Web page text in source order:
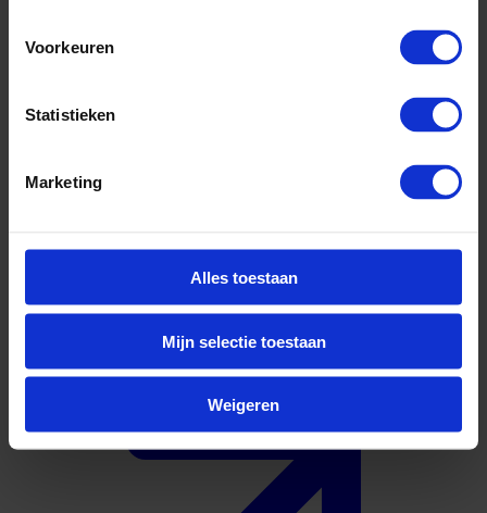
Voorkeuren
Statistieken
Marketing
Alles toestaan
Mijn selectie toestaan
Weigeren